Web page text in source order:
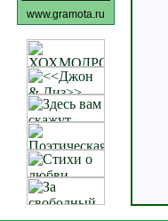
www.gramota.ru